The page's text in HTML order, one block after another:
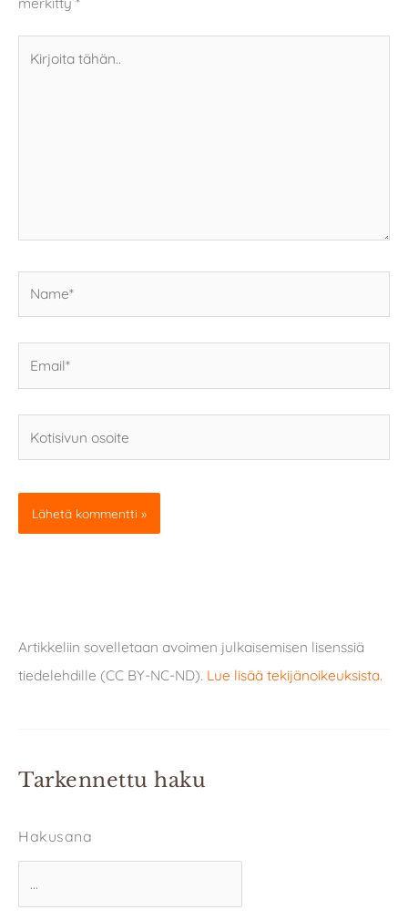
tähän..
osoite
Artikkeliin sovelletaan avoimen julkaisemisen lisenssiä
tiedelehdille (CC BY-NC-ND). Lue lisää tekijänoikeuksista.
Tarkennettu haku
Hakusana